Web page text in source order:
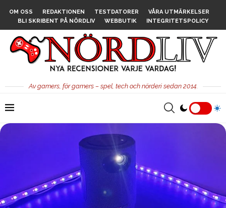
OM OSS REDAKTIONEN TESTDATORER
VÅRA UTMÄRKELSER
BLI SKRIBENT PÅ NÖRDLIV
WEBBUTIK INTEGRITETSPOLICY
Av gamers, för gamers – spel, tech och nörderi sedan 2014.